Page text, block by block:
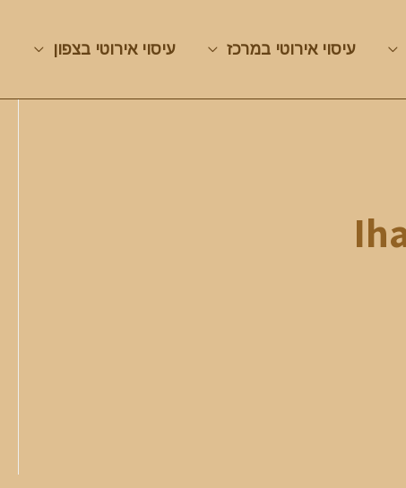
עיסוי אירוטי במרכז עיסוי אירוטי בצפון